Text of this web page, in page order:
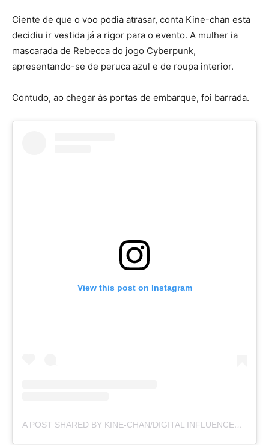
Ciente de que o voo podia atrasar, conta Kine-chan esta
decidiu ir vestida já a rigor para o evento. A mulher ia
mascarada de Rebecca do jogo Cyberpunk,
apresentando-se de peruca azul e de roupa interior.
Contudo, ao chegar às portas de embarque, foi barrada.
View this post on Instagram
A POST SHARED BY KINE-CHAN/DIGITAL INFLUENCER (@KINECHAN2.0)